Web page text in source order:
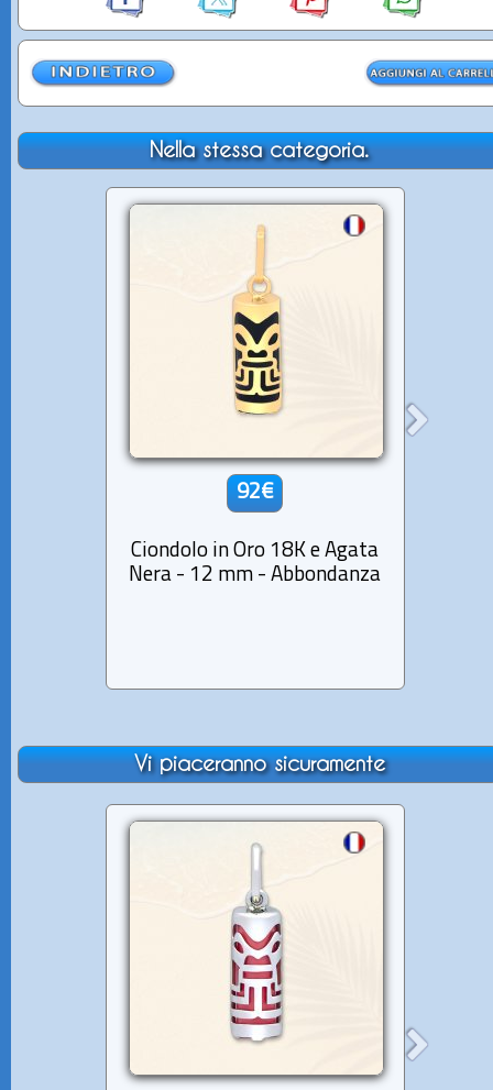
Nella stessa categoria.
92€
Ciondolo in Oro 18K e Agata
Nera - 12 mm - Abbondanza
Vi piaceranno sicuramente